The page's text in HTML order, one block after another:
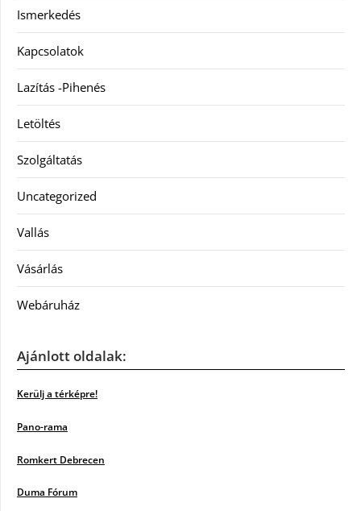
Ismerkedés
Kapcsolatok
Lazítás -Pihenés
Letöltés
Szolgáltatás
Uncategorized
Vallás
Vásárlás
Webáruház
Ajánlott oldalak:
Kerülj a térképre!
Pano-rama
Romkert Debrecen
Duma Fórum